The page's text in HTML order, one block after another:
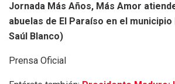
Jornada Más Años, Más Amor
abuelas de El Paraíso en el
Saúl Blanco)
Prensa Oficial